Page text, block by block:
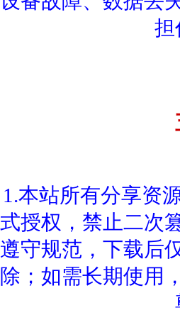
担
1.本站所有分享资
式授权，禁止二次
遵守规范，下载后
除；如需长期使用